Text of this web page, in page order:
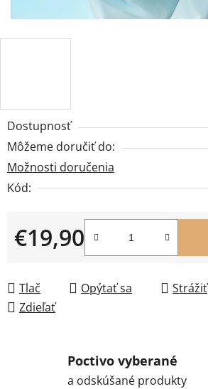
Dostupnosť
Môžeme doručiť do:
Možnosti doručenia
Kód:
€19,90
Jednotková cena:
Tlač Opýtať sa
Strážiť
Zdieľať
Poctivo vyberané
a odskúšané produkty